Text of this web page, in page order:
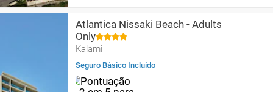
Atlantica Nissaki Beach - Adults
Only
Kalami
Seguro Básico Incluído